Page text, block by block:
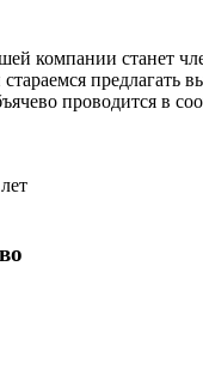
компании станет
предлагать
проводится в